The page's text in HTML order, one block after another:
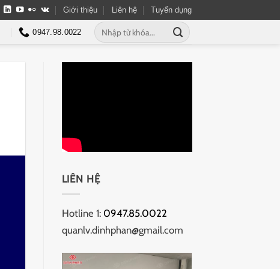
Giới thiệu Liên hệ Tuyển dụng
0947.98.0022
Tìm
kiếm:
LIÊN HỆ
Hotline 1: 0947.85.0022
quanlv.dinhphan@gmail.com